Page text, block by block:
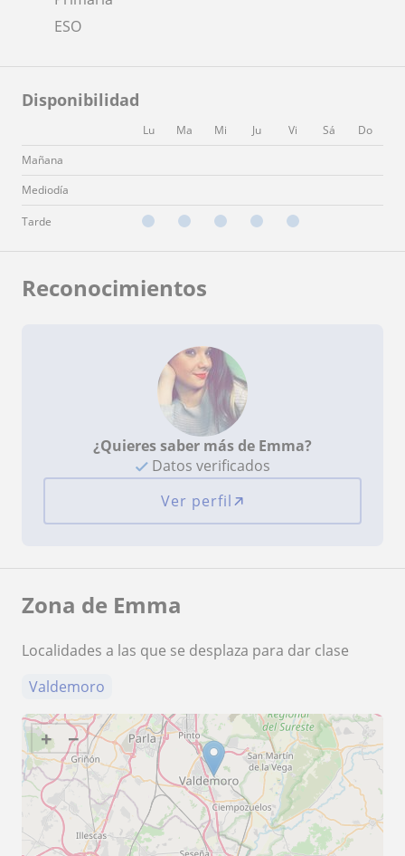
ESO
Disponibilidad
Lu Ma Mi Ju Vi Sá
Do
Mañana
Mediodía
Tarde
Reconocimientos
¿Quieres saber más de Emma?
Datos verificados
Ver perfil
Zona de Emma
Localidades a las que se desplaza para dar clase
Valdemoro
+ −